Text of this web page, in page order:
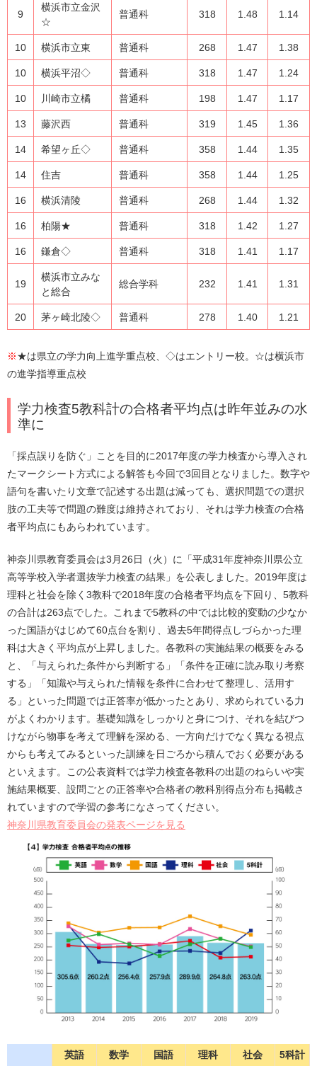
9
横浜市立金沢
☆
普通科 318 1.48 1.14
10 横浜市立東 普通科 268 1.47 1.38
10 横浜平沼◇ 普通科 318 1.47 1.24
10 川崎市立橘 普通科 198 1.47 1.17
13 藤沢西 普通科 319 1.45 1.36
14 希望ヶ丘◇ 普通科 358 1.44 1.35
14 住吉 普通科 358 1.44 1.25
16 横浜清陵 普通科 268 1.44 1.32
16 柏陽★ 普通科 318 1.42 1.27
16 鎌倉◇ 普通科 318 1.41 1.17
19
横浜市立みな
と総合
総合学科 232 1.41 1.31
20 茅ヶ崎北陵◇ 普通科 278 1.40 1.21
※★は県立の学力向上進学重点校、◇はエントリー校。☆は横浜市
の進学指導重点校
学力検査5教科計の合格者平均点は昨年並みの水
準に
「採点誤りを防ぐ」ことを目的に2017年度の学力検査から導入され
たマークシート方式による解答も今回で3回目となりました。数字や
語句を書いたり文章で記述する出題は減っても、選択問題での選択
肢の工夫等で問題の難度は維持されており、それは学力検査の合格
者平均点にもあらわれています。
神奈川県教育委員会は3月26日（火）に「平成31年度神奈川県公立
高等学校入学者選抜学力検査の結果」を公表しました。2019年度は
理科と社会を除く3教科で2018年度の合格者平均点を下回り、5教科
の合計は263点でした。これまで5教科の中では比較的変動の少なか
った国語がはじめて60点台を割り、過去5年間得点しづらかった理
科は大きく平均点が上昇しました。各教科の実施結果の概要をみる
と、「与えられた条件から判断する」「条件を正確に読み取り考察
する」「知識や与えられた情報を条件に合わせて整理し、活用す
る」といった問題では正答率が低かったとあり、求められている力
がよくわかります。基礎知識をしっかりと身につけ、それを結びつ
けながら物事を考えて理解を深める、一方向だけでなく異なる視点
からも考えてみるといった訓練を日ごろから積んでおく必要がある
といえます。この公表資料では学力検査各教科の出題のねらいや実
施結果概要、設問ごとの正答率や合格者の教科別得点分布も掲載さ
れていますので学習の参考になさってください。
神奈川県教育委員会の発表ページを見る
英語 数学 国語 理科 社会 5科計